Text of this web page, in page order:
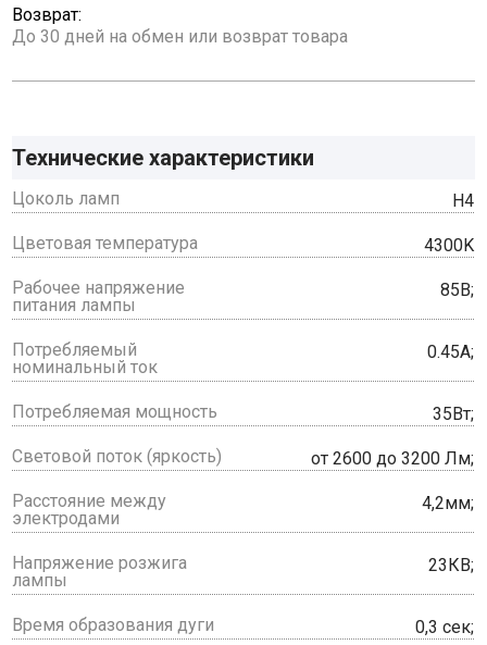
Возврат:
До 30 дней на обмен или возврат товара
Технические характеристики
Цоколь ламп H4
Цветовая температура 4300K
Рабочее напряжение
питания лампы
85В;
Потребляемый
номинальный ток
0.45А;
Потребляемая мощность 35Вт;
Световой поток (яркость) от 2600 до 3200 Лм;
Расстояние между
электродами
4,2мм;
Напряжение розжига
лампы
23КВ;
Время образования дуги 0,3 сек;